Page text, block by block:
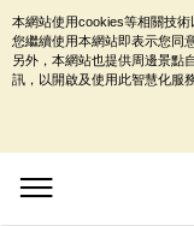
本網站使用cookies等相關技
您繼續使用本網站即表示您同
另外，本網站也提供周邊景點
訊，以開啟及使用此智慧化服務